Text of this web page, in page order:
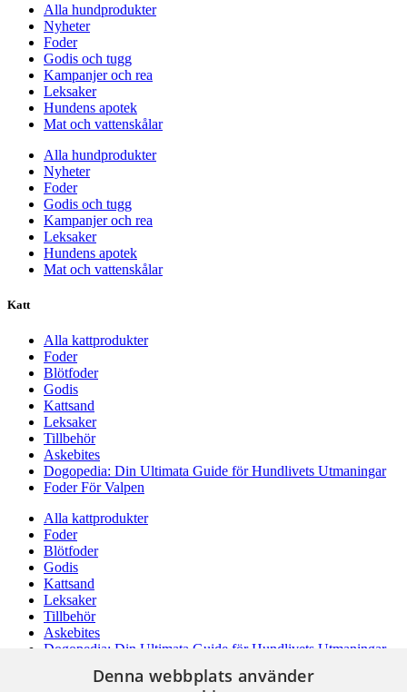
Alla hundprodukter
Nyheter
Foder
Godis och tugg
Kampanjer och rea
Leksaker
Hundens apotek
Mat och vattenskålar
Alla hundprodukter
Nyheter
Foder
Godis och tugg
Kampanjer och rea
Leksaker
Hundens apotek
Mat och vattenskålar
Katt
Alla kattprodukter
Foder
Blötfoder
Godis
Kattsand
Leksaker
Tillbehör
Askebites
Dogopedia: Din Ultimata Guide för Hundlivets Utmaningar
Foder För Valpen
Alla kattprodukter
Foder
Blötfoder
Godis
Kattsand
Leksaker
Tillbehör
Askebites
Dogopedia: Din Ultimata Guide för Hundlivets Utmaningar
Denna webbplats använder